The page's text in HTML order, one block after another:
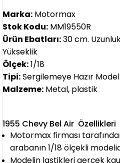
Marka: Motormax
Stok Kodu: MM19550R
Ürün Ebatları:30 cm.
Yükseklik
Ölçek:1/18
Tipi:Sergilemeye Hazır Model
Malzeme: Metal, plastik
1955 Chevy Bel Air Özellikleri
Motormax firması
arabanın 1/18 ölçekli
Modelin lastikleri gerçek